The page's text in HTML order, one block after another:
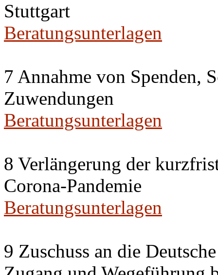
Stuttgart
Beratungsunterlagen
7 Annahme von Spenden,
Zuwendungen
Beratungsunterlagen
8 Verlängerung der
Corona-Pandemie
Beratungsunterlagen
9 Zuschuss an die